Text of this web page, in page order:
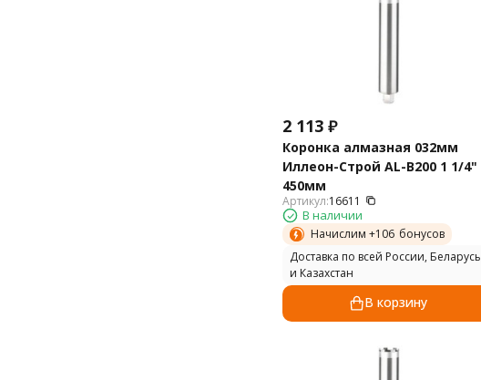
2 113 ₽
Коронка алмазная 032мм
Иллеон-Строй AL-B200 1 1/4"
450мм
Артикул:16611
В наличии
Начислим +106 бонусов
Доставка по всей России, Беларусь
и Казахстан
В корзину